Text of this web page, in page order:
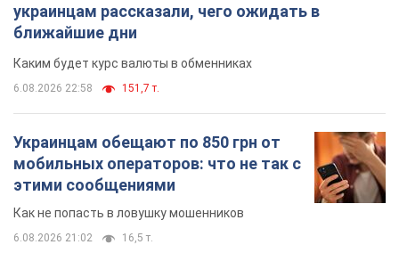
украинцам рассказали, чего ожидать в
ближайшие дни
Каким будет курс валюты в обменниках
6.08.2026 22:58 151,7 т.
Украинцам обещают по 850 грн от
мобильных операторов: что не так с
этими сообщениями
Как не попасть в ловушку мошенников
6.08.2026 21:02 16,5 т.